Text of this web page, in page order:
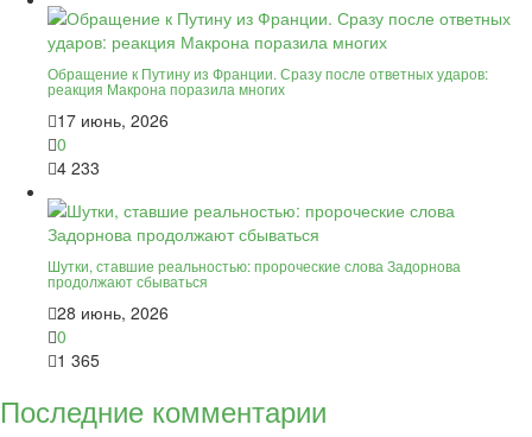
Обращение к Путину из Франции. Сразу после ответных ударов:
реакция Макрона поразила многих
17 июнь, 2026
0
4 233
Шутки, ставшие реальностью: пророческие слова Задорнова
продолжают сбываться
28 июнь, 2026
0
1 365
Последние комментарии